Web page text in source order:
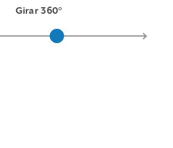
Girar 360°